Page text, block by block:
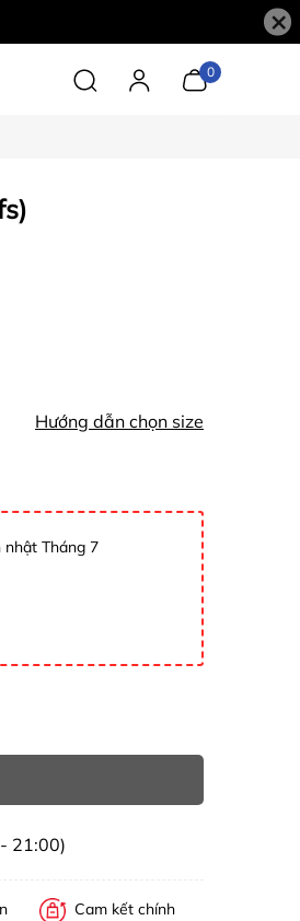
×
0
Hướng dẫn chọn size
Tháng 7
21:00)
Cam kết chính